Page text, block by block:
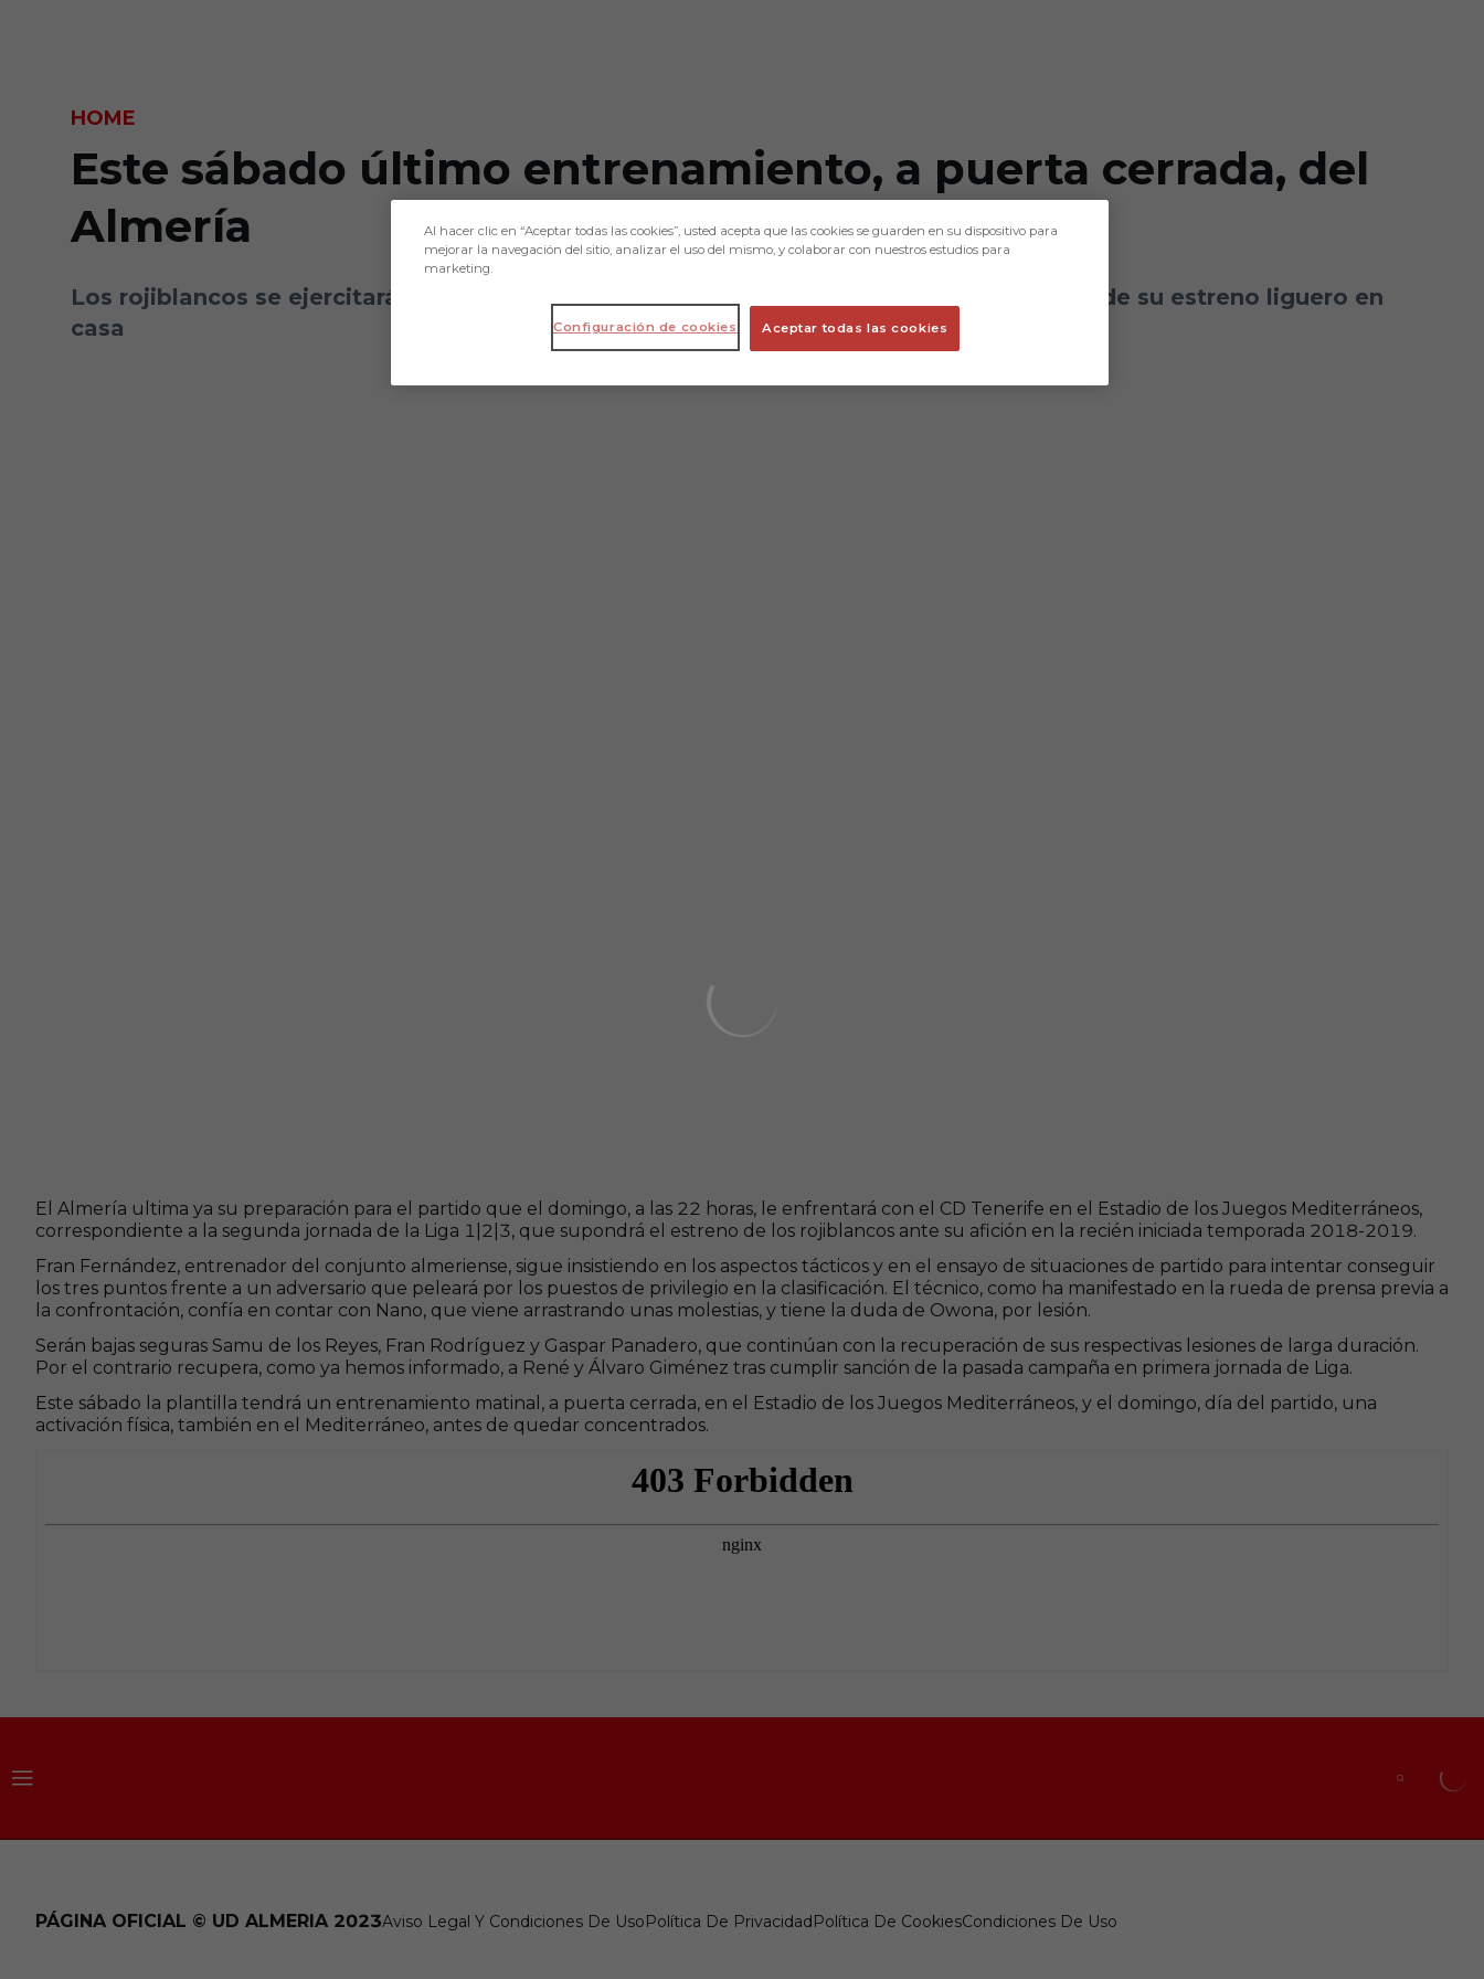
HOME
Este sábado último entrenamiento, a puerta cerrada, del
Almería
Los rojiblancos se ejercitarán en el Estadio de los Juegos Mediterráneos en las vísperas de su estreno liguero en
casa
El Almería ultima ya su preparación para el partido que el domingo, a las 22 horas, le enfrentará con el CD Tenerife en el Estadio de los Juegos Mediterráneos,
correspondiente a la segunda jornada de la Liga 1|2|3, que supondrá el estreno de los rojiblancos ante su afición en la recién iniciada temporada 2018-2019.
Fran Fernández, entrenador del conjunto almeriense, sigue insistiendo en los aspectos tácticos y en el ensayo de situaciones de partido para intentar conseguir
los tres puntos frente a un adversario que peleará por los puestos de privilegio en la clasificación. El técnico, como ha manifestado en la rueda de prensa previa a
la confrontación, confía en contar con Nano, que viene arrastrando unas molestias, y tiene la duda de Owona, por lesión.
Serán bajas seguras Samu de los Reyes, Fran Rodríguez y Gaspar Panadero, que continúan con la recuperación de sus respectivas lesiones de larga duración.
Por el contrario recupera, como ya hemos informado, a René y Álvaro Giménez tras cumplir sanción de la pasada campaña en primera jornada de Liga.
Este sábado la plantilla tendrá un entrenamiento matinal, a puerta cerrada, en el Estadio de los Juegos Mediterráneos, y el domingo, día del partido, una
activación física, también en el Mediterráneo, antes de quedar concentrados.
Aviso Legal Y Condiciones De UsoPolítica De PrivacidadPolítica De CookiesCondiciones De Uso
PÁGINA OFICIAL © UD ALMERIA 2023
Al hacer clic en “Aceptar todas las cookies”, usted acepta que las cookies se guarden en su dispositivo para
mejorar la navegación del sitio, analizar el uso del mismo, y colaborar con nuestros estudios para
marketing.
Aceptar todas las cookies
Configuración de cookies